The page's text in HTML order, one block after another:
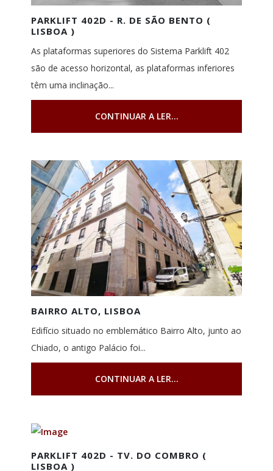
PARKLIFT 402D - R. DE SÃO BENTO (
LISBOA )
As plataformas superiores do Sistema Parklift 402
são de acesso horizontal, as plataformas inferiores
têm uma inclinação...
CONTINUAR A LER...
BAIRRO ALTO, LISBOA
Edifício situado no emblemático Bairro Alto, junto ao
Chiado, o antigo Palácio foi...
CONTINUAR A LER...
PARKLIFT 402D - TV. DO COMBRO (
LISBOA )